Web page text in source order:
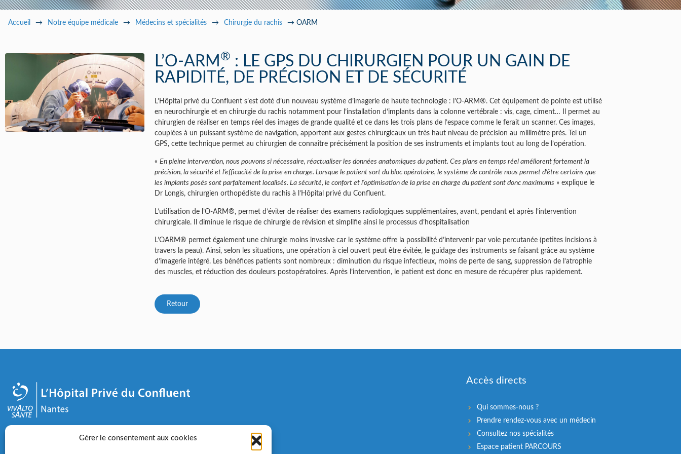
Gérer le consentement aux cookies
Paramédical
Accueil → Notre équipe médicale → Médecins et spécialités → Chirurgie du rachis → OARM
L’O-ARM ® : LE GPS DU CHIRURGIEN POUR UN GAIN DE
RAPIDITÉ, DE PRÉCISION ET DE SÉCURITÉ
L’Hôpital privé du Confluent s’est doté d’un nouveau système d’imagerie de haute technologie : l’O-ARM®. Cet équipement de pointe est utilisé
en neurochirurgie et en chirurgie du rachis notamment pour l’installation d’implants dans la colonne vertébrale : vis, cage, ciment… Il permet au
chirurgien de réaliser en temps réel des images de grande qualité et ce dans les trois plans de l’espace comme le ferait un scanner. Ces images,
couplées à un puissant système de navigation, apportent aux gestes chirurgicaux un très haut niveau de précision au millimètre près. Tel un
GPS, cette technique permet au chirurgien de connaître précisément la position de ses instruments et implants tout au long de l’opération.
« En pleine intervention, nous pouvons si nécessaire, réactualiser les données anatomiques du patient. Ces plans en temps réel améliorent fortement la
précision, la sécurité et l’efficacité de la prise en charge. Lorsque le patient sort du bloc opératoire, le système de contrôle nous permet d’être certains que
les implants posés sont parfaitement localisés. La sécurité, le confort et l‘optimisation de la prise en charge du patient sont donc maximums » explique le
Dr Longis, chirurgien orthopédiste du rachis à l’Hôpital privé du Confluent.
L’utilisation de l’O-ARM®, permet d’éviter de réaliser des examens radiologiques supplémentaires, avant, pendant et après l’intervention
chirurgicale. Il diminue le risque de chirurgie de révision et simplifie ainsi le processus d’hospitalisation
L’OARM® permet également une chirurgie moins invasive car le système offre la possibilité d’intervenir par voie percutanée (petites incisions à
travers la peau). Ainsi, selon les situations, une opération à ciel ouvert peut être évitée, le guidage des instruments se faisant grâce au système
d’imagerie intégré. Les bénéfices patients sont nombreux : diminution du risque infectieux, moins de perte de sang, suppression de l’atrophie
des muscles, et réduction des douleurs postopératoires. Après l’intervention, le patient est donc en mesure de récupérer plus rapidement.
Retour
2-4 rue Éric Tabarly - 44000 Nantes
Accès directs
Qui sommes-nous ?
Prendre rendez-vous avec un médecin
Consultez nos spécialités
Espace patient PARCOURS